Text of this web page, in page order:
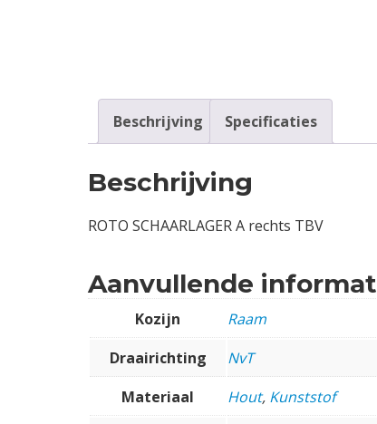
Beschrijving Specificaties
Beschrijving
ROTO SCHAARLAGER A rechts TBV
Aanvullende
Kozijn
Raam
Draairichting
NvT
Materiaal
Hout, Kunststof